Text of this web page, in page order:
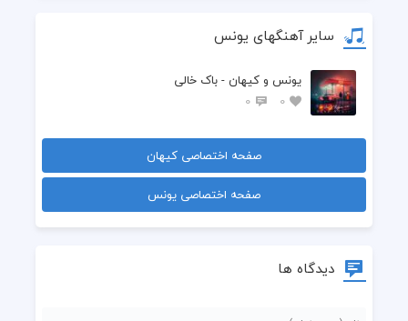
عشق تو منو مجنون کرد
یه شبگردم هرجور هست
میخوان مارو تنها ببین
اینجوری میزنن ضربرو از دورتر
بابا دست خوش دیگ به هرکی عشق داد میره
سایر آهنگهای یونس
یونس و کیهان - باک خالی
0
0
صفحه اختصاصی کیهان
صفحه اختصاصی یونس
دیدگاه ها